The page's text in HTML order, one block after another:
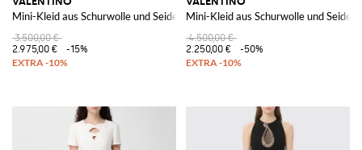
Mini-Kleid aus Schurwolle und Seide
3.500,00 €
2.975,00 €
-15%
Mini-Kleid aus Schurwolle und Seide
4.500,00 €
2.250,00 €
-50%